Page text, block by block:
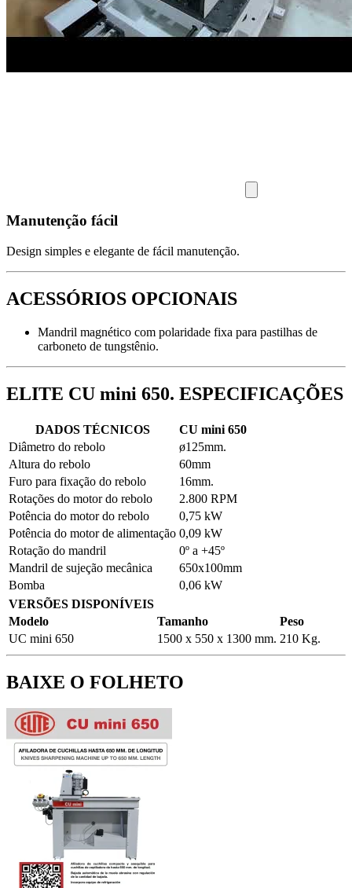
Manutenção fácil
Design simples e elegante de fácil manutenção.
ACESSÓRIOS OPCIONAIS
Mandril magnético com polaridade fixa para pastilhas de
carboneto de tungstênio.
ELITE CU mini 650. ESPECIFICAÇÕES
DADOS TÉCNICOS
CU mini 650
Diâmetro do rebolo
ø125mm.
Altura do rebolo
60mm
Furo para fixação do rebolo
16mm.
Rotações do motor do rebolo
2.800 RPM
Potência do motor do rebolo
0,75 kW
Potência do motor de alimentação 0,09 kW
Rotação do mandril
0º a +45º
Mandril de sujeção mecânica
650x100mm
Bomba
0,06 kW
VERSÕES DISPONÍVEIS
Modelo
Tamanho
Peso
UC mini 650
1500 x 550 x 1300 mm. 210 Kg.
BAIXE O FOLHETO